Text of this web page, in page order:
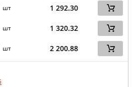
шт 1 292.30
шт 1 320.32
шт 2 200.88